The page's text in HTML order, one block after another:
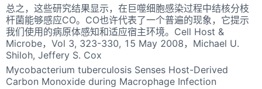
总之，这些研究结果显示，在巨噬细胞感染过程中结核分枝
杆菌能够感应CO。CO也许代表了一个普遍的现象，它提示
我们使用的病原体感知和适应宿主环境。Cell Host &
Microbe，Vol 3, 323-330, 15 May 2008，Michael U.
Shiloh, Jeffery S. Cox
Mycobacterium tuberculosis Senses Host-Derived
Carbon Monoxide during Macrophage Infection